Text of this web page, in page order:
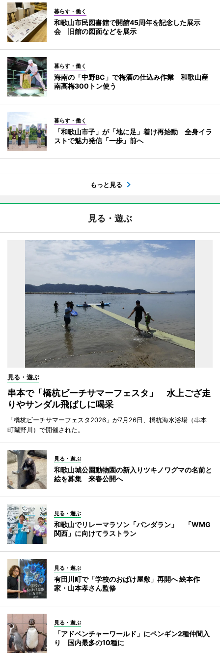
暮らす・働く
和歌山市民図書館で開館45周年を記念した展示
会 旧館の図面などを展示
暮らす・働く
海南の「中野BC」で梅酒の仕込み作業 和歌山産
南高梅300トン使う
暮らす・働く
「和歌山市子」が「地に足」着け再始動 全身イラ
ストで魅力発信「一歩」前へ
もっと見る
見る・遊ぶ
見る・遊ぶ
串本で「橋杭ビーチサマーフェスタ」 水上ござ走
りやサンダル飛ばしに喝采
「橋杭ビーチサマーフェスタ2026」が7月26日、橋杭海水浴場（串本
町鬮野川）で開催された。
見る・遊ぶ
和歌山城公園動物園の新入りツキノワグマの名前と
絵を募集 来春公開へ
見る・遊ぶ
和歌山でリレーマラソン「パンダラン」 「WMG
関西」に向けてラストラン
見る・遊ぶ
有田川町で「学校のおばけ屋敷」再開へ 絵本作
家・山本孝さん監修
見る・遊ぶ
「アドベンチャーワールド」にペンギン2種仲間入
り 国内最多の10種に